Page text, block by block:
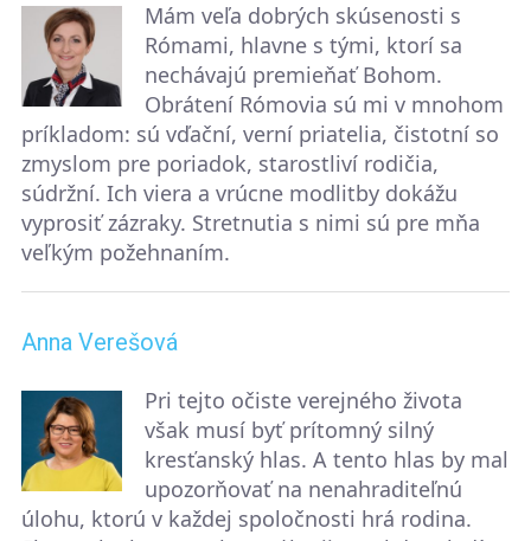
Mám veľa dobrých skúsenosti s
Rómami, hlavne s tými, ktorí sa
nechávajú premieňať Bohom.
Obrátení Rómovia sú mi v mnohom
príkladom: sú vďační, verní priatelia, čistotní so
zmyslom pre poriadok, starostliví rodičia,
súdržní. Ich viera a vrúcne modlitby dokážu
vyprosiť zázraky. Stretnutia s nimi sú pre mňa
veľkým požehnaním.
Anna Verešová
Pri tejto očiste verejného života
však musí byť prítomný silný
kresťanský hlas. A tento hlas by mal
upozorňovať na nenahraditeľnú
úlohu, ktorú v každej spoločnosti hrá rodina.